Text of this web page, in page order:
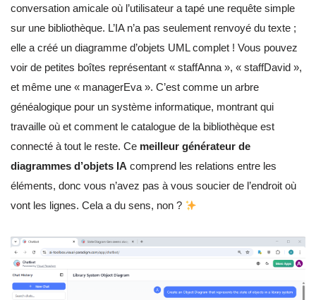
conversation amicale où l’utilisateur a tapé une requête simple
sur une bibliothèque. L’IA n’a pas seulement renvoyé du texte ;
elle a créé un diagramme d’objets UML complet ! Vous pouvez
voir de petites boîtes représentant « staffAnna », « staffDavid »,
et même une « managerEva ». C’est comme un arbre
généalogique pour un système informatique, montrant qui
travaille où et comment le catalogue de la bibliothèque est
connecté à tout le reste. Ce meilleur générateur de
diagrammes d’objets IA comprend les relations entre les
éléments, donc vous n’avez pas à vous soucier de l’endroit où
vont les lignes. Cela a du sens, non ?